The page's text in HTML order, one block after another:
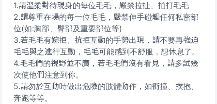
1.請溫柔對待現身的每位毛毛，嚴禁拉扯、拍打毛毛
2.請尊重在場的每一位毛毛，嚴禁伸手碰觸任何私密部
位(如:胸部、臀部及重要部位等)
3.若毛毛有婉拒、抗拒互動的手勢出現，請不要再強迫
毛毛與之進行互動，毛毛可能感到不舒服，想休息了。
4.毛毛們的視野並不廣，若毛毛們沒有看見，請多試幾
次使他們注意到你。
5.請勿於互動時做出危險的肢體動作，如衝撞、撲抱、
奔跑等等。